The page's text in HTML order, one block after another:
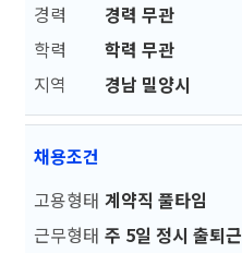
경력
경력 무관
학력
학력 무관
지역
경남 밀양시
채용조건
고용형태 계약직 풀타임
근무형태 주 5일 정시 출퇴근